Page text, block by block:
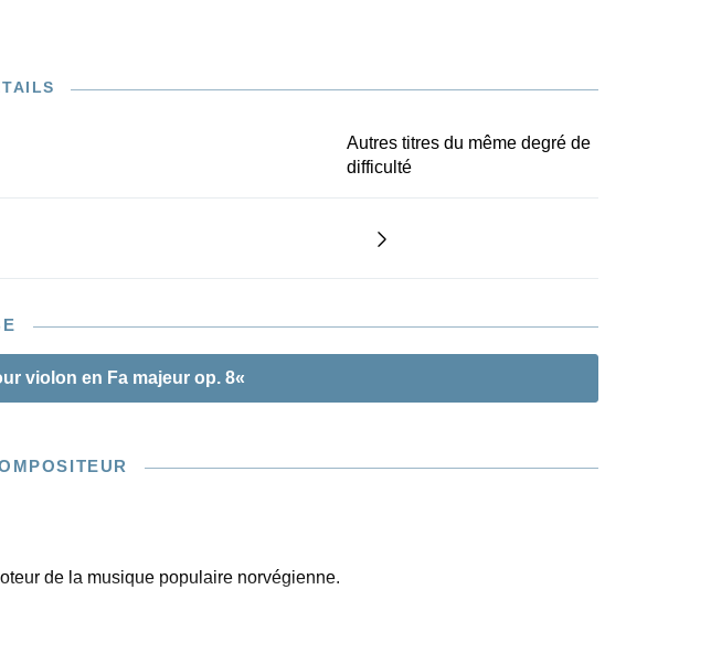
mais aussi d’un
Autres titres du même degré de
difficulté
violon en Fa majeur op. 8«
de la musique populaire norvégienne.